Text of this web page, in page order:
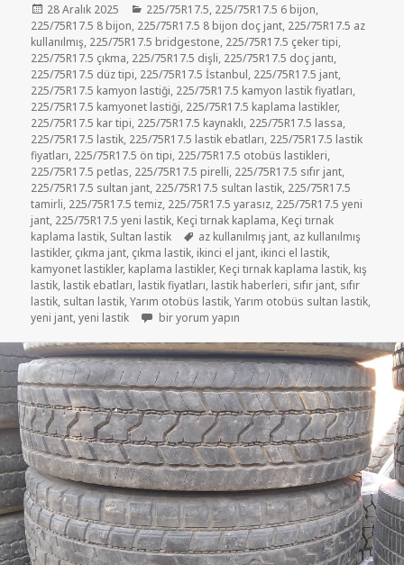
Yayın
tarihi
28 Aralık 2025 Kategoriler
225/75R17.5, 225/75R17.5 6 bijon,
225/75R17.5 8 bijon, 225/75R17.5 8 bijon doç jant, 225/75R17.5 az
kullanılmış, 225/75R17.5 bridgestone, 225/75R17.5 çeker tipi,
225/75R17.5 çıkma, 225/75R17.5 dişli, 225/75R17.5 doç jantı,
225/75R17.5 düz tipi, 225/75R17.5 İstanbul, 225/75R17.5 jant,
225/75R17.5 kamyon lastiği, 225/75R17.5 kamyon lastik fiyatları,
225/75R17.5 kamyonet lastiği, 225/75R17.5 kaplama lastikler,
225/75R17.5 kar tipi, 225/75R17.5 kaynaklı, 225/75R17.5 lassa,
225/75R17.5 lastik, 225/75R17.5 lastik ebatları, 225/75R17.5 lastik
fiyatları, 225/75R17.5 ön tipi, 225/75R17.5 otobüs lastikleri,
225/75R17.5 petlas, 225/75R17.5 pirelli, 225/75R17.5 sıfır jant,
225/75R17.5 sultan jant, 225/75R17.5 sultan lastik, 225/75R17.5
tamirli, 225/75R17.5 temiz, 225/75R17.5 yarasız, 225/75R17.5 yeni
jant, 225/75R17.5 yeni lastik, Keçi tırnak kaplama, Keçi tırnak
kaplama lastik, Sultan lastik Etiketler
az kullanılmış jant, az kullanılmış
lastikler, çıkma jant, çıkma lastik, ikinci el jant, ikinci el lastik,
kamyonet lastikler, kaplama lastikler, Keçi tırnak kaplama lastik, kış
lastik, lastik ebatları, lastik fiyatları, lastik haberleri, sıfır jant, sıfır
lastik, sultan lastik,Yarım otobüs lastik,Yarım otobüs sultan lastik,
yeni jant,yeni lastik SIFIR YENİ KAPLAMA 225-75R17.5 için
bir yorum yapın